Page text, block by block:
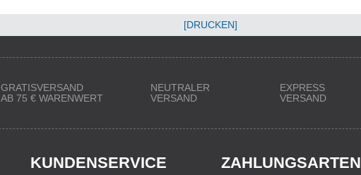
[DRUCKEN]
GRATISVERSAND
AB 75 € WARENWERT
NEUTRALER
VERSAND
EXPRESS
VERSAND
KUNDENSERVICE ZAHLUNGSARTEN